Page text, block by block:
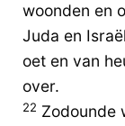
woonden en
Juda en
oet en van
over.
22 Zodounde